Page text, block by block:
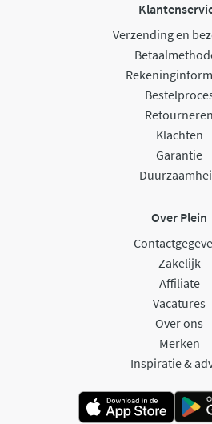
Verzending en
Retourneren
Klachten
Garantie
Over Plein
Zakelijk
Affiliate
Vacatures
Over ons
Merken
Inspiratie &